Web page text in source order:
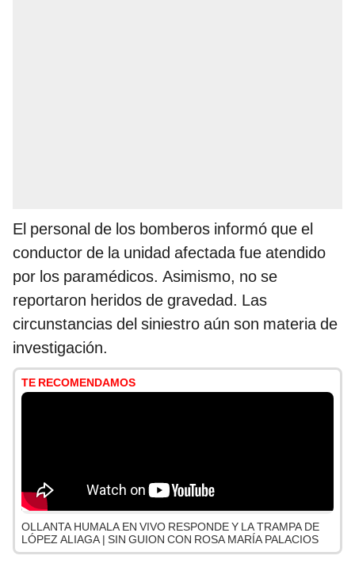
El personal de los bomberos informó que el
conductor de la unidad afectada fue atendido
por los paramédicos. Asimismo, no se
reportaron heridos de gravedad. Las
circunstancias del siniestro aún son materia de
investigación.
TE RECOMENDAMOS
OLLANTA HUMALA EN VIVO RESPONDE Y LA TRAMPA DE
LÓPEZ ALIAGA | SIN GUION CON ROSA MARÍA PALACIOS